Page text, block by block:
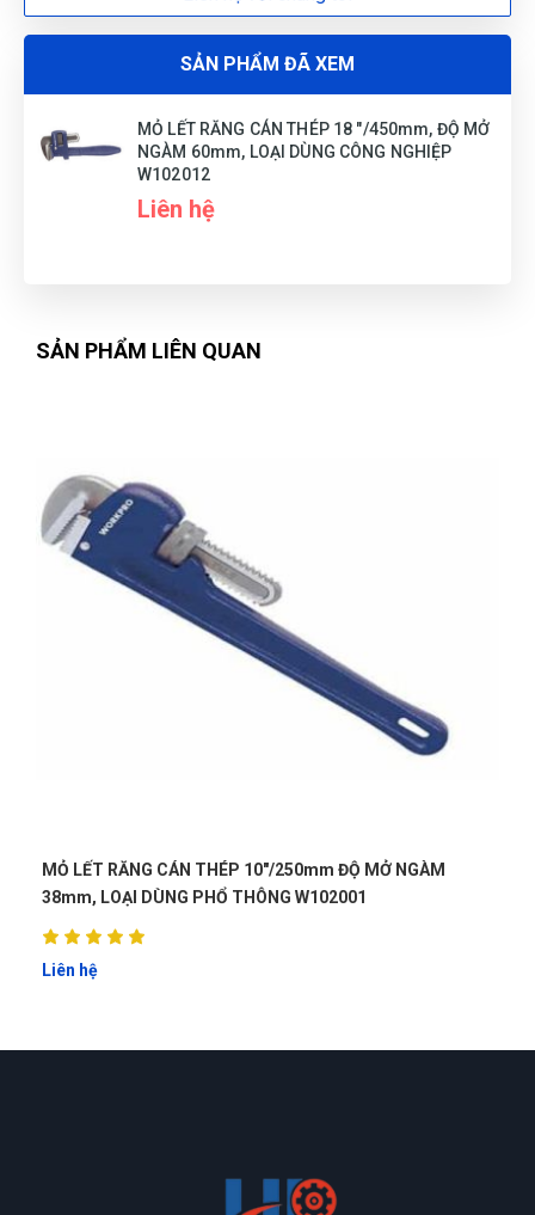
SẢN PHẨM ĐÃ XEM
MỎ LẾT RĂNG CÁN THÉP 18 "/450mm, ĐỘ MỞ
NGÀM 60mm, LOẠI DÙNG CÔNG NGHIỆP
W102012
Liên hệ
SẢN PHẨM LIÊN QUAN
250mm ĐỘ MỞ NGÀM
W102001
MỎ LẾT RĂNG CÁN THÉP 10"/
30mm, LOẠI DÙNG CÔNG